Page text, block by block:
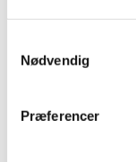
Nødvendig
Præferencer